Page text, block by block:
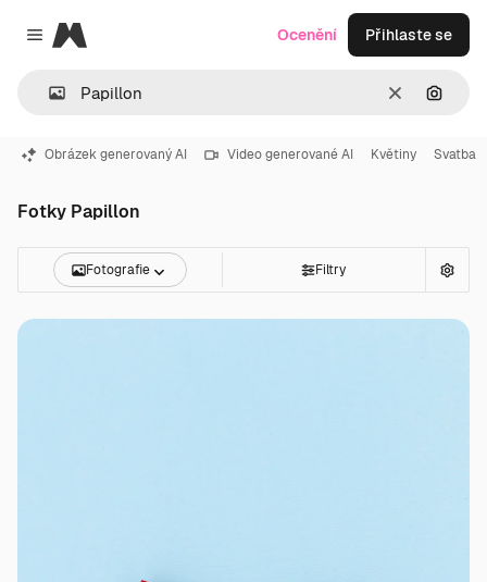
Close menu
Magnific
ZrušitHledat
Ocenění Přihlaste se
Obrázek generovaný AI Video generované AI Květiny Svatba
Fotky Papillon
Fotografie Filtry